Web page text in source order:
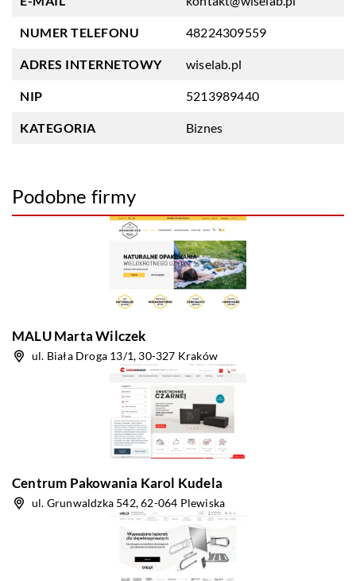
NUMER TELEFONU 48224309559
ADRES INTERNETOWY wiselab.pl
NIP 5213989440
KATEGORIA Biznes
Podobne firmy
MALU Marta Wilczek
ul. Biała Droga 13/1, 30-327 Kraków
Centrum Pakowania Karol Kudela
ul. Grunwaldzka 542, 62-064 Plewiska